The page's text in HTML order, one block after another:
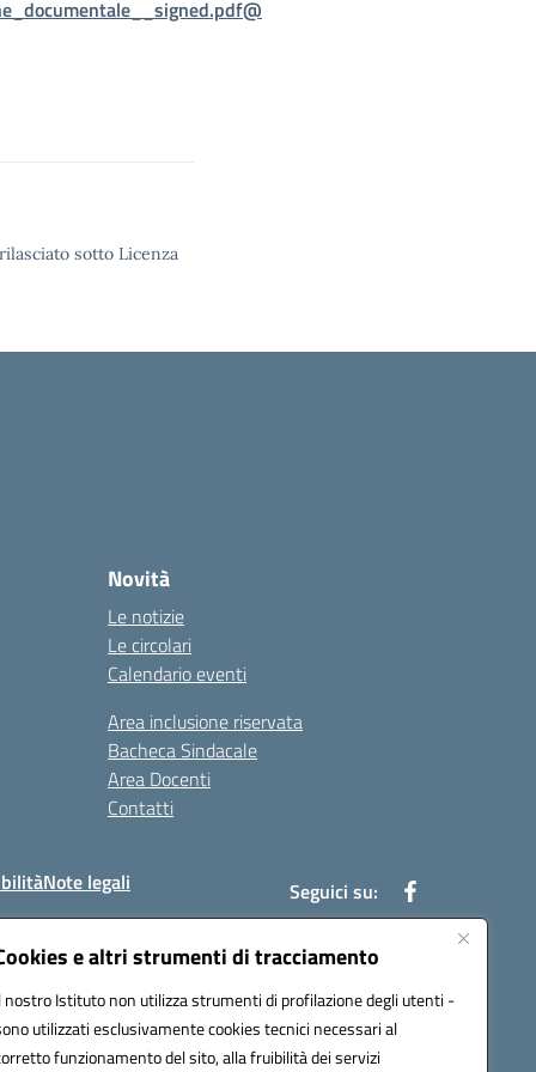
e altri strumenti di tracciamento
nostro Istituto non utilizza strumenti di profilazione degli utenti -
utilizzati esclusivamente cookies tecnici necessari al
funzionamento del sito, alla fruibilità dei servizi
sotto Licenza
Novità
Le notizie
Le circolari
Calendario eventi
Area inclusione riservata
Bacheca Sindacale
Area Docenti
Contatti
Note legali Seguici su: